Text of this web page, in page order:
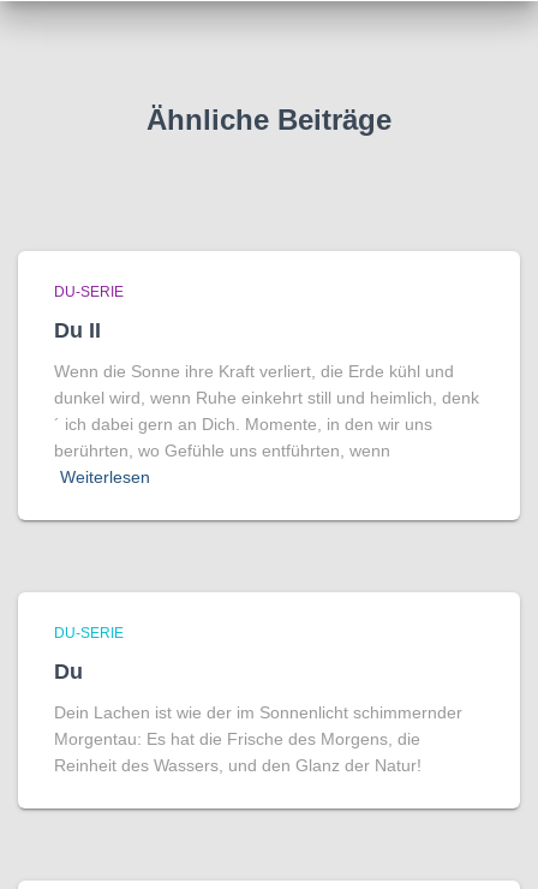
Ähnliche Beiträge
DU-SERIE
Du II
Wenn die Sonne ihre Kraft verliert, die Erde kühl und
dunkel wird, wenn Ruhe einkehrt still und heimlich, denk
´ ich dabei gern an Dich. Momente, in den wir uns
berührten, wo Gefühle uns entführten, wenn
Weiterlesen
DU-SERIE
Du
Dein Lachen ist wie der im Sonnenlicht schimmernder
Morgentau: Es hat die Frische des Morgens, die
Reinheit des Wassers, und den Glanz der Natur!